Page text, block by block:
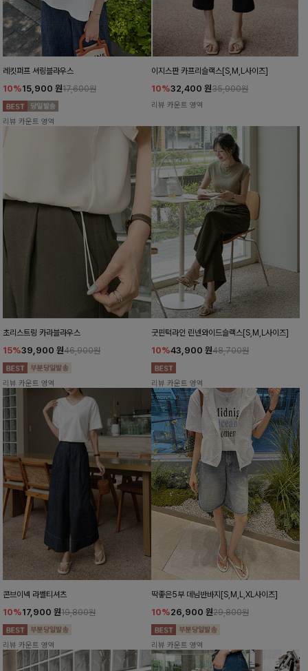
레킷퍼프 셔링블라우스
10%15,900 원17,600원
리뷰 카운트 영역
이지스판 카프리슬랙스[S,M,L사이즈]
10%32,400 원35,900원
리뷰 카운트 영역
초리스트링 카라블라우스
15%39,900 원46,900원
리뷰 카운트 영역
굿핀턱라인 린넨와이드슬랙스[S,M,L사이즈]
10%43,900 원48,700원
리뷰 카운트 영역
콘브이넥 라벨티셔츠
10%17,900 원19,800원
리뷰 카운트 영역
딱좋은5부 데님반바지[S,M,L,XL사이즈]
10%26,900 원29,800원
리뷰 카운트 영역